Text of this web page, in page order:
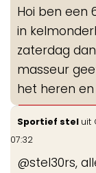
Hoi ben een
in
zaterdag
masseur
het heren
Sportief stel uit
07:32
@stel30rs,